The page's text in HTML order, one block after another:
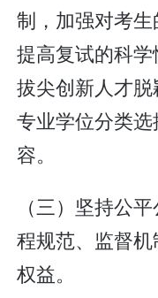
制，加强对考生
提高复试的科
拔尖创新人才
专业学位分类
容。
（三）坚持公
程规范、监督
权益。